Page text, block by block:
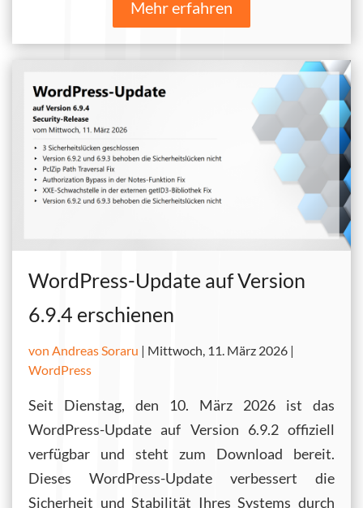
Mehr erfahren
WordPress-Update auf Version
6.9.4 erschienen
von Andreas Soraru | Mittwoch, 11. März 2026 |
WordPress
Seit Dienstag, den 10. März 2026 ist das
WordPress-Update auf Version 6.9.2 offiziell
verfügbar und steht zum Download bereit.
Dieses WordPress-Update verbessert die
Sicherheit und Stabilität Ihres Systems durch